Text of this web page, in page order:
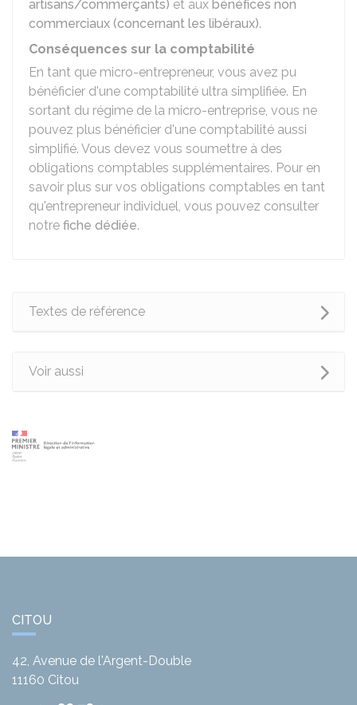
artisans/commerçants) et aux bénéfices non
commerciaux (concernant les libéraux).
Conséquences sur la comptabilité
En tant que micro-entrepreneur, vous avez pu
bénéficier d'une comptabilité ultra simplifiée. En
sortant du régime de la micro-entreprise, vous ne
pouvez plus bénéficier d'une comptabilité aussi
simplifié. Vous devez vous soumettre à des
obligations comptables supplémentaires. Pour en
savoir plus sur vos obligations comptables en tant
qu'entrepreneur individuel, vous pouvez consulter
notre fiche dédiée.
Textes de référence
Voir aussi
CITOU
42, Avenue de l'Argent-Double
11160 Citou